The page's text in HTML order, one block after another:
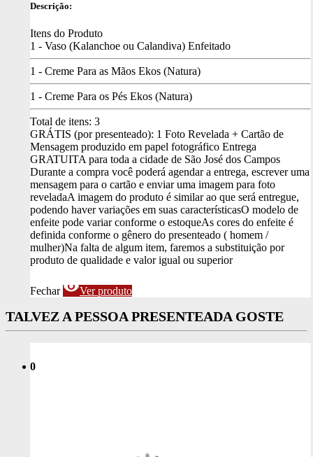
Descrição:
Itens do Produto
1 - Vaso (Kalanchoe ou Calandiva) Enfeitado
1 - Creme Para as Mãos Ekos (Natura)
1 - Creme Para os Pés Ekos (Natura)
Total de itens: 3
GRÁTIS (por presenteado): 1 Foto Revelada + Cartão de
Mensagem produzido em papel fotográfico Entrega
GRATUITA para toda a cidade de São José dos Campos
Durante a compra você poderá agendar a entrega, escrever uma
mensagem para o cartão e enviar uma imagem para foto
reveladaA imagem do produto é similar ao que será entregue,
podendo haver variações em suas característicasO modelo de
enfeite pode variar conforme o estoqueAs cores do enfeite é
definida conforme o gênero do presenteado ( homem /
mulher)Na falta de algum item, faremos a substituição por
produto de qualidade e valor igual ou superior
Fechar visibilityVer produto
TALVEZ A PESSOA PRESENTEADA GOSTE
0